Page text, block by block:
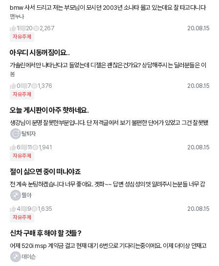
bmw 사서 드리고 저는 부모님이 모시던 2003년 소나타 몰고 있는데요 잘 타고다니다
가 (그래봤자 17년됬지만.....) 소나타 브레이크 라인이 녹슬어서 터진 이후로는 좀 더 오래
타고자 점화플러
맨누나
1
20 2,267 20.08.15
자유주제
아우디 시동꺼짐이요..
가솔린에서만 나타난다고 들었는데 디젤은 괜찮은건가요? 상담해주시는 딜러분들은 이
젠 다 괜찮아졌다하는데 막상 카페들어가면 아직인거 같아서요 ㅠㅠ
봄
0
7 1,376 20.08.15
자유주제
오늘 게시판이 아주 핫하네요.
생강님이 분명 잘못한부분입니다. 단 저격글에서 보기 불편한 단어가 있었고 그건 잘못됐
다고 봅니다. 서로 의견을 나누면서 대립이 있을수있고 내 생각과 남의 생각이 다르다고
탈퇴자
6
11 1,941 20.08.15
자유주제
절이 싫으면 중이 떠나야죠
전 계속 눈팅하겠습니다 너무 좋아요. 겟촤~~ 답변 성심성의껏 알려주시는분들 너무 감
사하고 존경합니다
필아
4
9 1,635 20.08.15
자유주제
신차 구매 후 해야 할 것들?
어제 520i msp 계약금 걸고 현재 대기 6번으로 기다리는중이에요. 이제 더이상 안재고
걍 여기에서 하려구요. 신차 출고 후에 해야 할 것들이 궁금한데요. 1. 틸팅 매장에서 제공
데이슨